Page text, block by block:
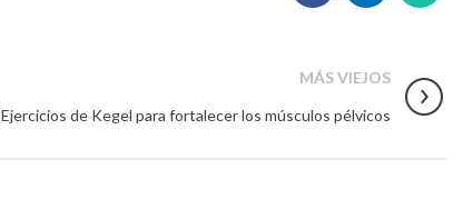
MÁS VIEJOS
Ejercicios de Kegel para fortalecer los músculos pélvicos